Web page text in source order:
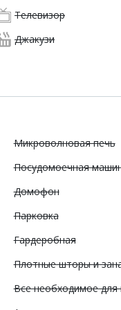
Телевизор
Джакузи
Микроволновая печь
Посудомоечная
Домофон
Парковка
Гардеробная
Плотные шторы и
Все необходимое для